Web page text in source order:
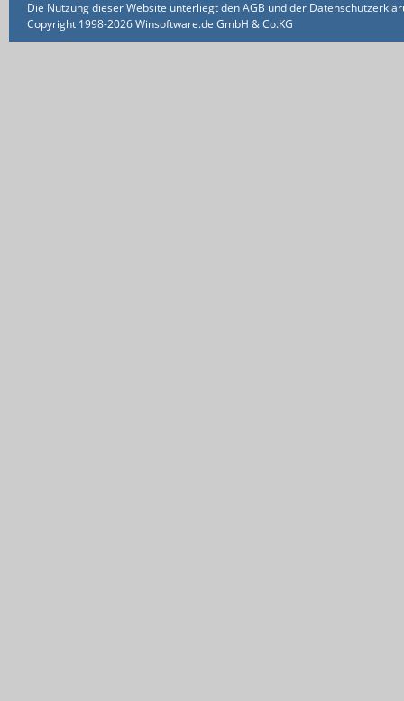
Die Nutzung dieser Website unterliegt den AGB und der
Copyright 1998-2026 Winsoftware.de GmbH & Co.KG